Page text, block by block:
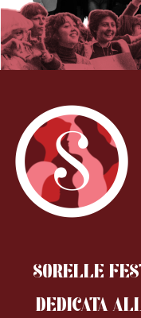
SORELLE
DEDICATA